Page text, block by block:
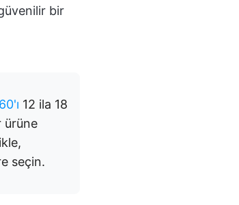
bir
12 ila 18
ürüne
seçin.